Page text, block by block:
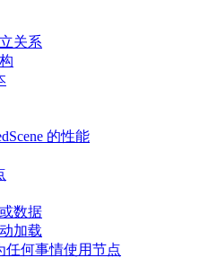
关系
的性能
数据
加载
任何事情使用节点